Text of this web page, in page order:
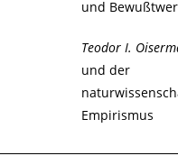
und
Teodor I.
und der
Empirismus